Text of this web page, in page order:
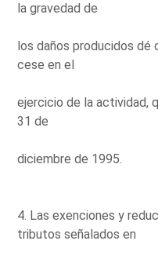
la gravedad de
los daños producidos dé
cese en el
ejercicio de la actividad,
31 de
diciembre de 1995.
4. Las exenciones y
tributos señalados en